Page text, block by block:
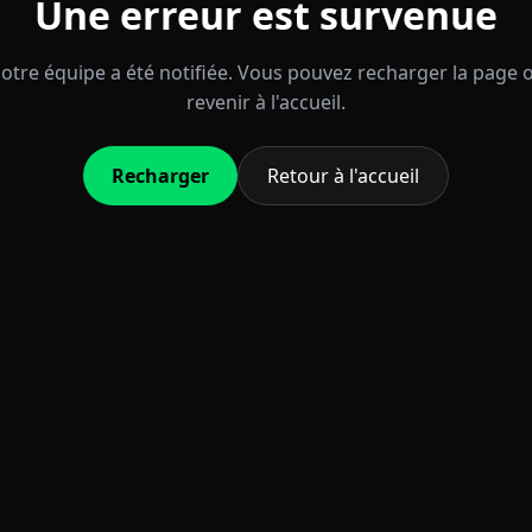
Une erreur est survenue
équipe a été notifiée. Vous pouvez recharger la page
revenir à l'accueil.
Recharger Retour à l'accueil